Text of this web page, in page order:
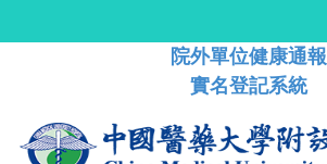
院外單位健康通報
實名登記系統